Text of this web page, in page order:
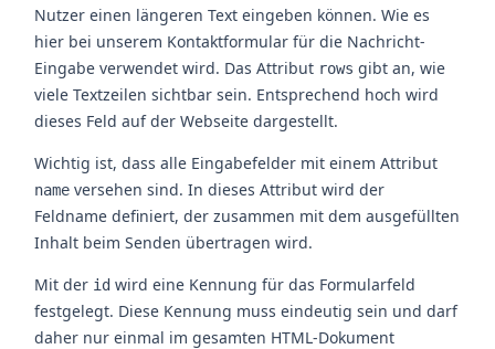
Nutzer einen längeren Text eingeben können. Wie es
hier bei unserem Kontaktformular für die Nachricht-
Eingabe verwendet wird. Das Attribut rows gibt an, wie
viele Textzeilen sichtbar sein. Entsprechend hoch wird
dieses Feld auf der Webseite dargestellt.
Wichtig ist, dass alle Eingabefelder mit einem Attribut
name versehen sind. In dieses Attribut wird der
Feldname definiert, der zusammen mit dem ausgefüllten
Inhalt beim Senden übertragen wird.
Mit der id wird eine Kennung für das Formularfeld
festgelegt. Diese Kennung muss eindeutig sein und darf
daher nur einmal im gesamten HTML-Dokument